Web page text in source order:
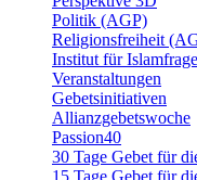
Politik (AGP)
Religionsfreiheit
Institut für
Veranstaltungen
Gebetsinitiativen
Allianzgebetswoche
Passion40
30 Tage Gebet für